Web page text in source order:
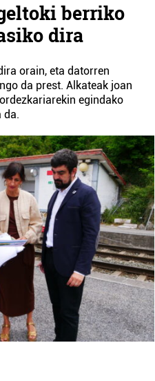
berriko
dira
orain, eta datorren
da prest. Alkateak joan
egindako
da.